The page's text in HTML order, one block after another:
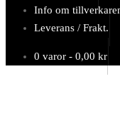
Info om
Leverans / Frakt.
0 varor - 0,00 kr